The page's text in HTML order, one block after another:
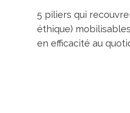
5 piliers qui
éthique)
en efficacité au